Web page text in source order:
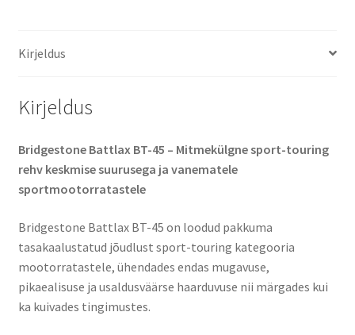
Kirjeldus
Kirjeldus
Bridgestone Battlax BT-45 – Mitmekülgne sport-touring
rehv keskmise suurusega ja vanematele
sportmootorratastele
Bridgestone Battlax BT-45 on loodud pakkuma
tasakaalustatud jõudlust sport-touring kategooria
mootorratastele, ühendades endas mugavuse,
pikaealisuse ja usaldusväärse haarduvuse nii märgades kui
ka kuivades tingimustes.